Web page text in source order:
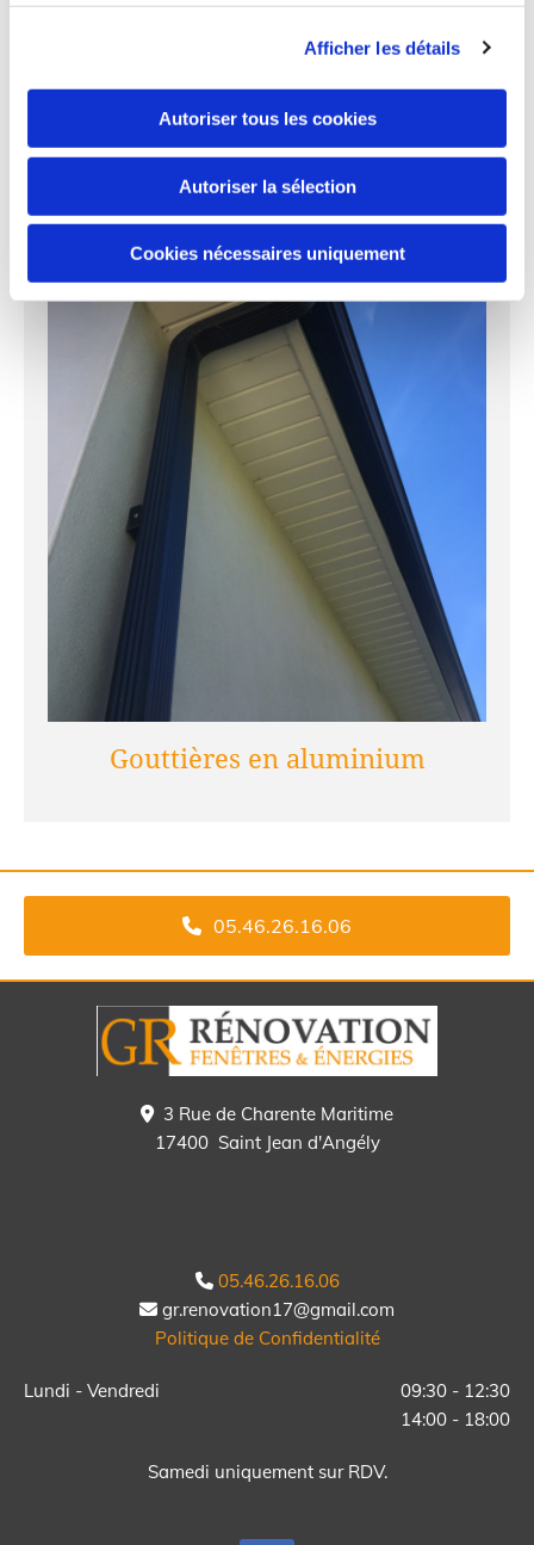
Afficher les détails
Autoriser tous les cookies
Autoriser la sélection
Cookies nécessaires uniquement
Pompe à chaleur AIR/AIR
Gouttières en aluminium
05.46.26.16.06
3 Rue de Charente Maritime
17400 Saint Jean d'Angély
 05.46.26.16.06
 gr.renovation17@gmail.com
Politique de Confidentialité
Lundi - Vendredi
09:30 - 12:30
14:00 - 18:00
Samedi uniquement sur RDV.